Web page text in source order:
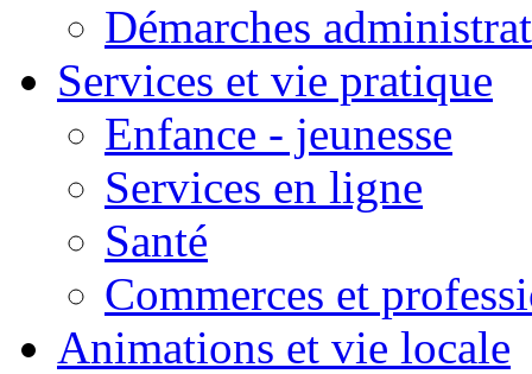
Démarches
Services et vie pratique
Enfance - jeunesse
Services en ligne
Santé
Commerces et
Animations et vie locale